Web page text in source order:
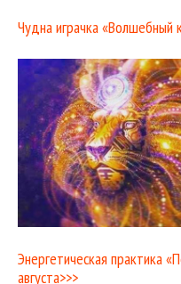
Чудна играчка «Волшебный
Энергетическая практика
августа>>>